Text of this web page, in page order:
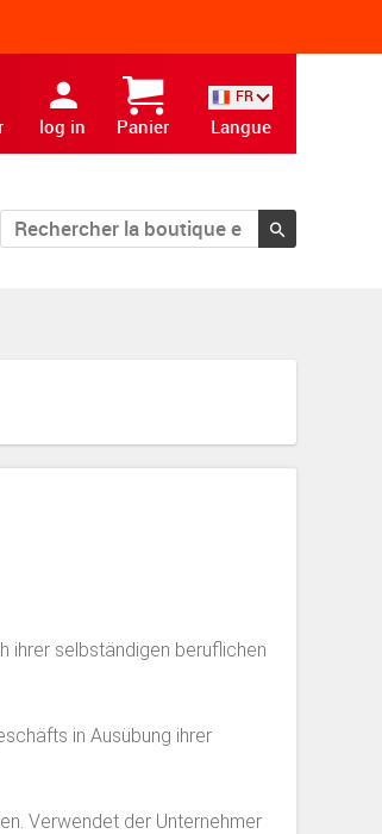
log in Panier
FR
Langue
ihrer selbständigen beruflichen
in Ausübung ihrer
Verwendet der Unternehmer